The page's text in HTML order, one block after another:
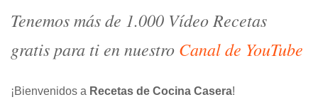
Tenemos más de 1.000 Vídeo Recetas
gratis para ti en nuestro Canal de YouTube
¡Bienvenidos a Recetas de Cocina Casera!